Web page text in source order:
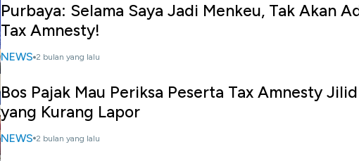
Purbaya: Selama Saya Jadi Menkeu, Tak Akan
Tax Amnesty!
NEWS 2 bulan yang lalu
Bos Pajak Mau Periksa Peserta Tax Amnesty
yang Kurang Lapor
NEWS 2 bulan yang lalu